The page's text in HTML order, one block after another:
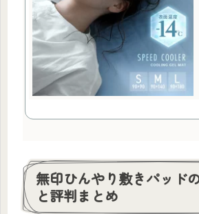
無印ひんやり敷きパッド
と評判まとめ